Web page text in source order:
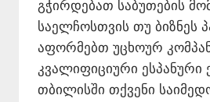
გჭირდებათ საბუთების
საელჩოსთვის თუ ბიზნეს
აფორმებთ უცხოურ
კვალიფიციური ესპანური
თბილისში თქვენი